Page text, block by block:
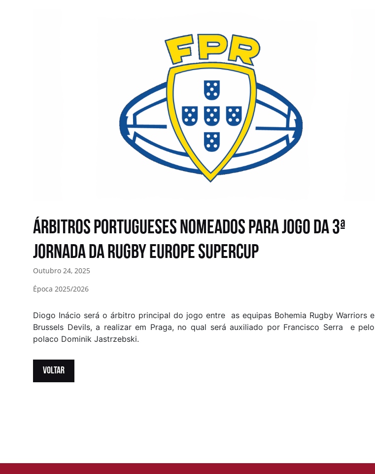
ÁRBITROS PORTUGUESES NOMEADOS PARA JOGO DA 3ª
JORNADA DA RUGBY EUROPE SUPERCUP
Outubro 24, 2025
Época 2025/2026
Diogo Inácio será o árbitro principal do jogo entre as equipas Bohemia Rugby Warriors e
Brussels Devils, a realizar em Praga, no qual será auxiliado por Francisco Serra e pelo
polaco Dominik Jastrzebski.
VOLTAR